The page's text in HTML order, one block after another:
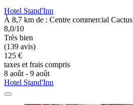
Hotel Stand'Inn
À 8,7 km de : Centre commercial Cactus
8,0/10
Très bien
(139 avis)
125 €
taxes et frais compris
8 août - 9 août
Hotel Stand'Inn